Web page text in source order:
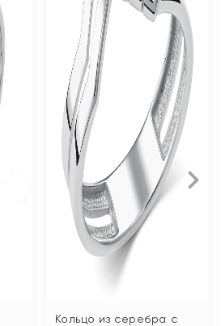
Кольцо из серебра с